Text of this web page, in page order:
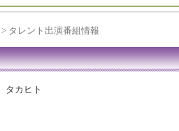
> タレント出演番組情報
カヒト